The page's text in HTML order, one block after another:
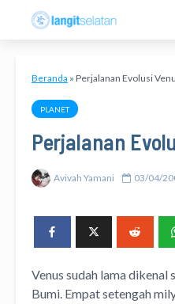
Beranda » Perjalanan Evolusi
PLANET
Perjalanan
Avivah Yamani 03/04/
Venus sudah lama
Bumi. Empat setengah